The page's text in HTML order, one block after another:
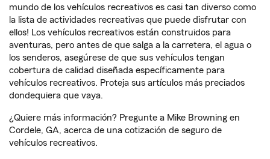
mundo de los vehículos recreativos es casi tan diverso como
la lista de actividades recreativas que puede disfrutar con
ellos! Los vehículos recreativos están construidos para
aventuras, pero antes de que salga a la carretera, el agua o
los senderos, asegúrese de que sus vehículos tengan
cobertura de calidad diseñada específicamente para
vehículos recreativos. Proteja sus artículos más preciados
dondequiera que vaya.
¿Quiere más información? Pregunte a Mike Browning en
Cordele, GA, acerca de una cotización de seguro de
vehículos recreativos.